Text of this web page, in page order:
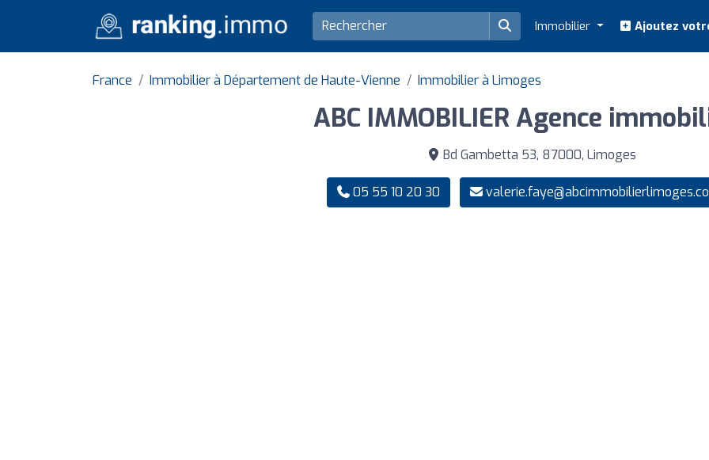
Immobilier Ajoutez
France Immobilier à Département de Haute-Vienne Immobilier à Limoges
ABC IMMOBILIER Agence
Bd Gambetta 53, 87000, Limoges
05 55 10 20 30